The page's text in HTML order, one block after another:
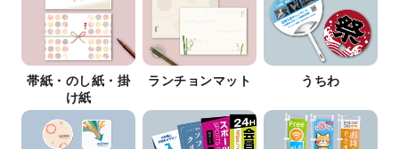
帯紙・のし紙・掛
け紙
ランチョンマット うちわ